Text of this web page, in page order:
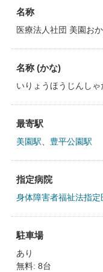
名称
医療法人社団 美園お
名称 (かな)
いりょうほうじんし
最寄駅
美園駅 豊平公園駅
指定病院
身体障害者福祉法指
駐車場
あり
無料: 8台